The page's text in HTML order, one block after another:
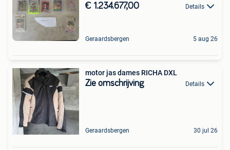
€ 1.234.677,00 Details
Geraardsbergen 5 aug 26
motor jas dames RICHA DXL
Zie omschrijving Details
Geraardsbergen 30 jul 26